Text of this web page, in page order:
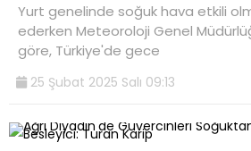
Yurt genelinde soğuk hava etkili
ederken Meteoroloji Genel
göre, Türkiye'de gece
25 Şubat 2025 Salı 09:13